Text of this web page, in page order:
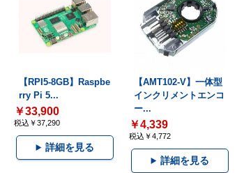
【RPI5-8GB】Raspbe
rry Pi 5...
￥33,900
税込￥37,290
詳細を見る
【AMT102-V】一体型
インクリメントエンコ
ー...
￥4,339
税込￥4,772
詳細を見る